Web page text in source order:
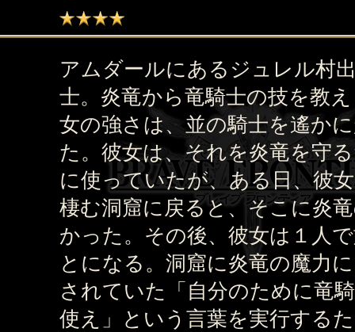
アムダールにあるジュレル村
士。炎竜から竜騎士の技を教
女の強さは、並の騎士を遙か
た。彼女は、それを炎竜を守
に使っていたが、ある日、彼
棲む洞窟に戻ると、そこに炎
かった。その後、彼女は１人
とになる。洞窟に炎竜の魔力
されていた「自分のために竜
使え」という言葉を実行する